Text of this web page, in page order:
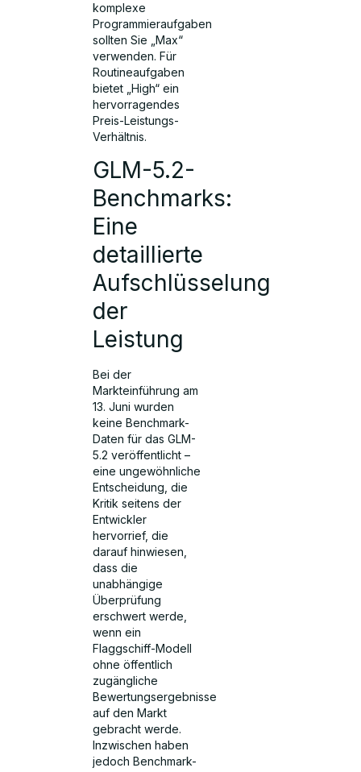
komplexe
Programmieraufgaben
sollten Sie „Max“
verwenden. Für
Routineaufgaben
bietet „High“ ein
hervorragendes
Preis-Leistungs-
Verhältnis.
GLM-5.2-
Benchmarks:
Eine
detaillierte
Aufschlüsselung
der
Leistung
Bei der
Markteinführung am
13. Juni wurden
keine Benchmark-
Daten für das GLM-
5.2 veröffentlicht –
eine ungewöhnliche
Entscheidung, die
Kritik seitens der
Entwickler
hervorrief, die
darauf hinwiesen,
dass die
unabhängige
Überprüfung
erschwert werde,
wenn ein
Flaggschiff-Modell
ohne öffentlich
zugängliche
Bewertungsergebnisse
auf den Markt
gebracht werde.
Inzwischen haben
jedoch Benchmark-